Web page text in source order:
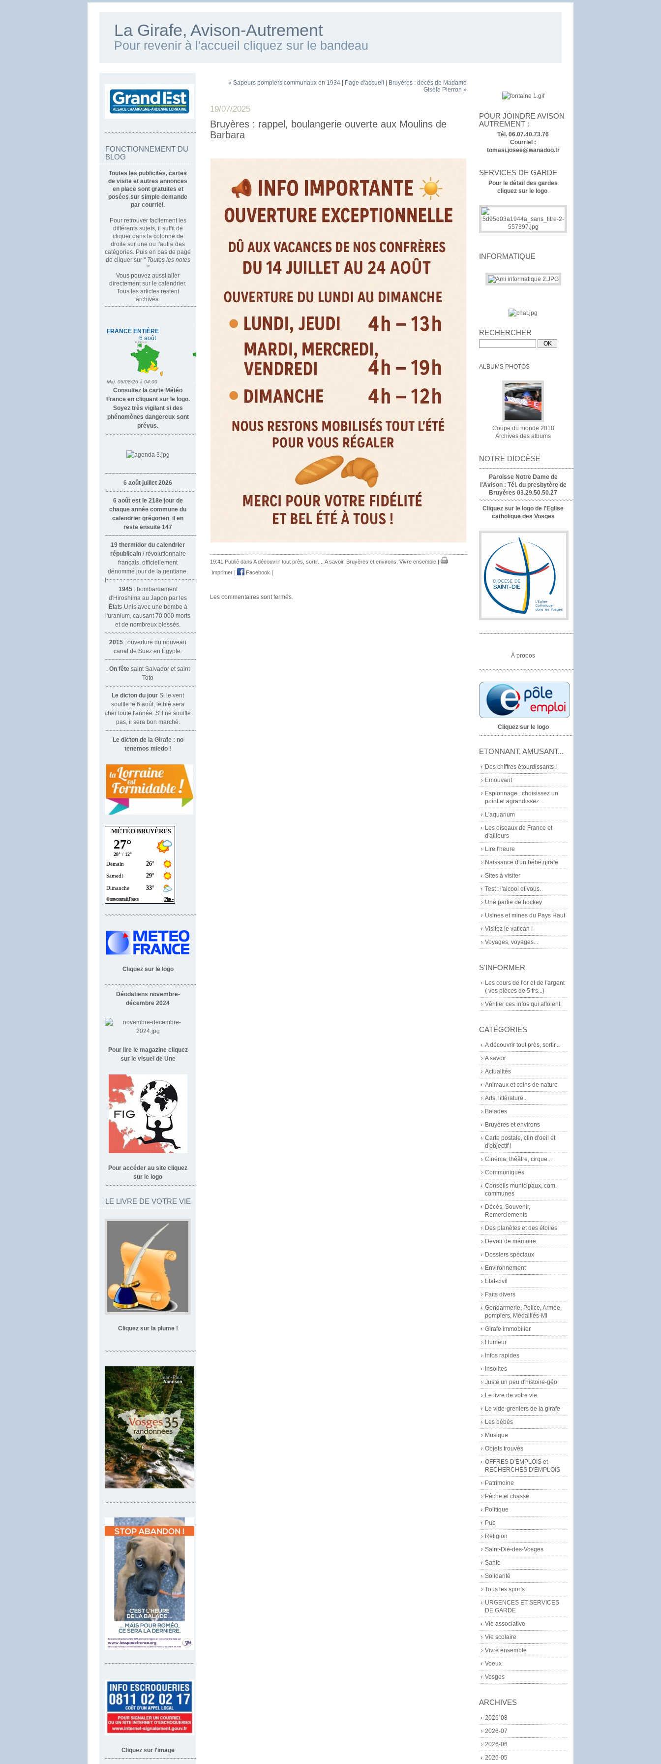
La Girafe, Avison-Autrement
Pour revenir à l'accueil cliquez sur le bandeau
~~~~~~~~~~~~~~~~~~~~~~~~~~~~~~~~~~
FONCTIONNEMENT DU
BLOG
Toutes les publicités, cartes
de visite et autres annonces
en place sont gratuites et
posées sur simple demande
par courriel.
Pour retrouver facilement les
différents sujets, il suffit de
cliquer dans la colonne de
droite sur une ou l'autre des
catégories. Puis en bas de page
de cliquer sur " Toutes les notes
"
Vous pouvez aussi aller
directement sur le calendrier.
Tous les articles restent
archivés.
~~~~~~~~~~~~~~~~~~~~~~~~~~~~~~~~~
Consultez la carte Météo
France en cliquant sur le logo.
Soyez très vigilant si des
phénomènes dangereux sont
prévus.
~~~~~~~~~~~~~~~~~~~~~~~~~~~~
~~~~~~~~~~~~~~~~~~~~~~~~~~~~~~
6 août juillet 2026
~~~~~~~~~~~~~~~~~~~~~~~~~~
6 août est le 218e jour de
chaque année commune du
calendrier grégorien il en
reste ensuite 147
~~~~~~~~~~~~~~~~~~~~~~~~~~~~~~~~
19 thermidor du calendrier
républicain/ révolutionnaire
français, officiellement
dénommé jour de la gentiane.
l~~~~~~~~~~~~~~~~~~~~~~~~~~~
1945 : bombardement
d'Hiroshima au Japon par les
États-Unis avec une bombe à
l'uranium, causant 70 000 morts
et de nombreux blessés.
~~~~~~~~~~~~~~~~~~~~~~~~~~~~~~~
2015 : ouverture du nouveau
canal de Suez en Égypte.
~~~~~~~~~~~~~~~~~~~~~~~~~~~~~~~~~~~~
On fête saint Salvador et saint
Toto
~~~~~~~~~~~~~~~~~~~~~~~~~~~~~~
Le dicton du jour Si le vent
souffle le 6 août, le blé sera
cher toute l'année. S'il ne souffle
pas, il sera bon marché.
~~~~~~~~~~~~~~~~~~~~~~~~~~~~~~~
Le dicton de la Girafe : no
tenemos miedo !
MÉTÉO BRUYÈRES
~~~~~~~~~~~~~~~~~~~~~~~~~~~~
Cliquez sur le logo
~~~~~~~~~~~~~~~~~~~~~~~~~~~~~~~~~~~~
Déodatiens novembre-
décembre 2024
Pour lire le magazine cliquez
sur le visuel de Une
Pour accéder au site cliquez
sur le logo
~~~~~~~~~~~~~~~~~~~~~~~~~~~~~~~~~
LE LIVRE DE VOTRE VIE
Cliquez sur la plume !
~~~~~~~~~~~~~~~~~~~~~~~~~~~~~~~~~~
~~~~~~~~~~~~~~~~~~~~~~~~~~~~~~~~~
~~~~~~~~~~~~~~~~~~~~~~~~~~
Cliquez sur l'image
~~~~~~~~~~~~~~~~~~~~~~~~~~~~~~~~~~~~
POUR JOINDRE AVISON
AUTREMENT :
Tél. 06.07.40.73.76
Courriel :
tomasi.josee@wanadoo.fr
SERVICES DE GARDE
Pour le détail des gardes
cliquez sur le logo
INFORMATIQUE
RECHERCHER
ALBUMS PHOTOS
Coupe du monde 2018
Archives des albums
NOTRE DIOCÈSE
~~~~~~~~~~~~~~~~~~~~~~~~~~~~~~~~~~
Paroisse Notre Dame de
l'Avison : Tél. du presbytère de
Bruyères 03.29.50.50.27
~~~~~~~~~~~~~~~~~~~~~~~~~~~~~~~~
Cliquez sur le logo de l'Eglise
catholique des Vosges
~~~~~~~~~~~~~~~~~~~~~~~~~~~~~~~~
À propos
~~~~~~~~~~~~~~~~~~~~~~~~~~~~
Cliquez sur le logo
~~~~~~~~~~~~~~~~~~~~~~~~~~~~~
ETONNANT, AMUSANT...
Des chiffres étourdissants !
Emouvant
Espionnage...choisissez un
point et agrandissez...
L'aquarium
Les oiseaux de France et
d'ailleurs
Lire l'heure
Naissance d'un bébé girafe
Sites à visiter
Test : l'alcool et vous.
Une partie de hockey
Usines et mines du Pays Haut
Visitez le vatican !
Voyages, voyages...
S'INFORMER
Les cours de l'or et de l'argent
( vos pièces de 5 frs...)
Vérifier ces infos qui affolent
CATÉGORIES
A découvrir tout près, sortir...
A savoir
Actualités
Animaux et coins de nature
Arts, littérature...
Balades
Bruyères et environs
Carte postale, clin d'oeil et
d'objectif !
Cinéma, théâtre, cirque...
Communiqués
Conseils municipaux, com.
communes
Décès, Souvenir,
Remerciements
Des planètes et des étoiles
Devoir de mémoire
Dossiers spéciaux
Environnement
Etat-civil
Faits divers
Gendarmerie, Police, Armée,
pompiers, Médaillés-Mi
Girafe immobilier
Humeur
Infos rapides
Insolites
Juste un peu d'histoire-géo
Le livre de votre vie
Le vide-greniers de la girafe
Les bébés
Musique
Objets trouvés
OFFRES D'EMPLOIS et
RECHERCHES D'EMPLOIS
Patrimoine
Pêche et chasse
Politique
Pub
Religion
Saint-Dié-des-Vosges
Santé
Solidarité
Tous les sports
URGENCES ET SERVICES
DE GARDE
Vie associative
Vie scolaire
Vivre ensemble
Voeux
Vosges
ARCHIVES
2026-08
2026-07
2026-06
2026-05
« Sapeurs pompiers communaux en 1934 Page d'accueil
Bruyères : décès de Madame
Gisèle Pierron »
19/07/2025
Bruyères : rappel, boulangerie ouverte aux Moulins de
Barbara
19:41 Publié dans A découvrir tout près, sortir... A savoir, Bruyères et environs Vivre ensemble |
Imprimer | Facebook |
Les commentaires sont fermés.